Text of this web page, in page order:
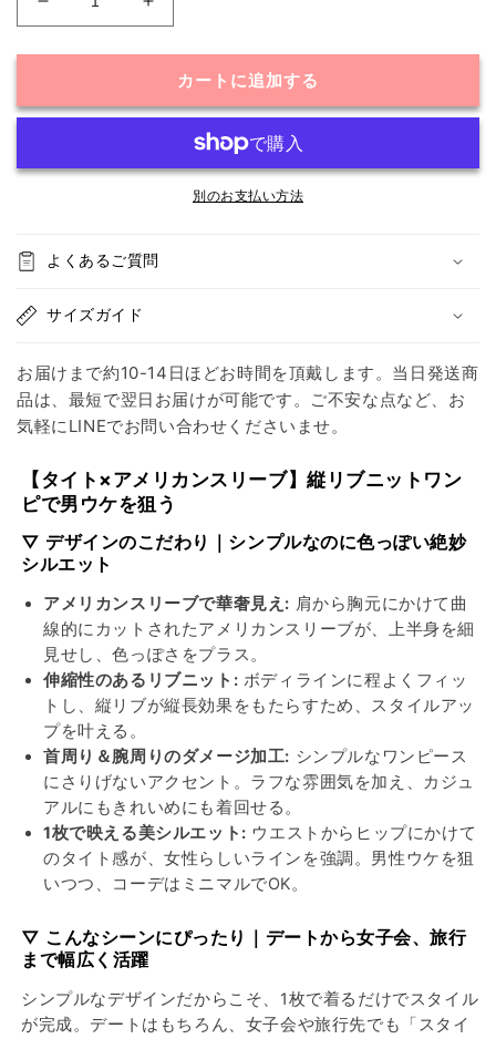
ン
リ
ダ
ー
ブ
タ
イ
ワ
ン
ピ
ー
ス
の
数
量
を
減
ら
す
ア
ン
リ
ダ
ブ
タ
イ
ワ
ン
ピ
ス
の
数
量
を
や
す
カートに追加する
別のお支払い方法
よくあるご質問
サイズガイド
お届けまで約10-14日ほどお時間を頂戴します。当日発送商
品は、最短で翌日お届けが可能です。ご不安な点など、お
気軽にLINEでお問い合わせくださいませ。
【タイト×アメリカンスリーブ】縦リブニットワン
ピで男ウケを狙う
▽ デザインのこだわり｜シンプルなのに色っぽい絶妙
シルエット
アメリカンスリーブで華奢見え: 肩から胸元にかけて曲
線的にカットされたアメリカンスリーブが、上半身を細
見せし、色っぽさをプラス。
伸縮性のあるリブニット: ボディラインに程よくフィッ
トし、縦リブが縦長効果をもたらすため、スタイルアッ
プを叶える。
首周り＆腕周りのダメージ加工: シンプルなワンピース
にさりげないアクセント。ラフな雰囲気を加え、カジュ
アルにもきれいめにも着回せる。
1枚で映える美シルエット: ウエストからヒップにかけて
のタイト感が、女性らしいラインを強調。男性ウケを狙
いつつ、コーデはミニマルでOK。
▽ こんなシーンにぴったり｜デートから女子会、旅行
まで幅広く活躍
シンプルなデザインだからこそ、1枚で着るだけでスタイル
が完成。デートはもちろん、女子会や旅行先でも「スタイ